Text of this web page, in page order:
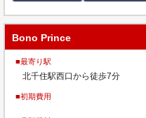
Bono Prince
■最寄り駅
北千住駅西口から徒歩7分
■初期費用